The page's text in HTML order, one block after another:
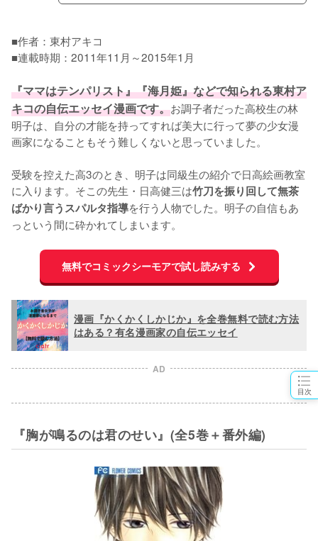
目次
■作者：東村アキコ
■連載時期：2011年11月～2015年1月
『ママはテンパリスト』『海月姫』などで知られる東村ア
キコの自伝エッセイ漫画です。お調子者だった高校生の林
明子は、自分の才能を持ってすれば美大に行って夢の少女漫
画家になることもそう難しくないと思っていました。
受験を控えた高3のとき、明子は同級生の紹介で日高絵画教室
に入ります。そこの先生・日高健三は竹刀を振り回して無茶
ばかり言うスパルタ指導を行う人物でした。明子の自信もあ
っという間に砕かれてしまいます。
無料でコミックシーモアで試し読みする
漫画『かくかくしかじか』を全巻無料で読む方法
はある？有名漫画家の自伝エッセイ
AD
『胸が鳴るのは君のせい』(全5巻＋番外編)